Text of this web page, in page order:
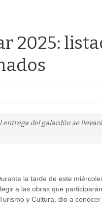
2025:
del galardón se
la tarde de este
a las obras que
y Cultura, dio a